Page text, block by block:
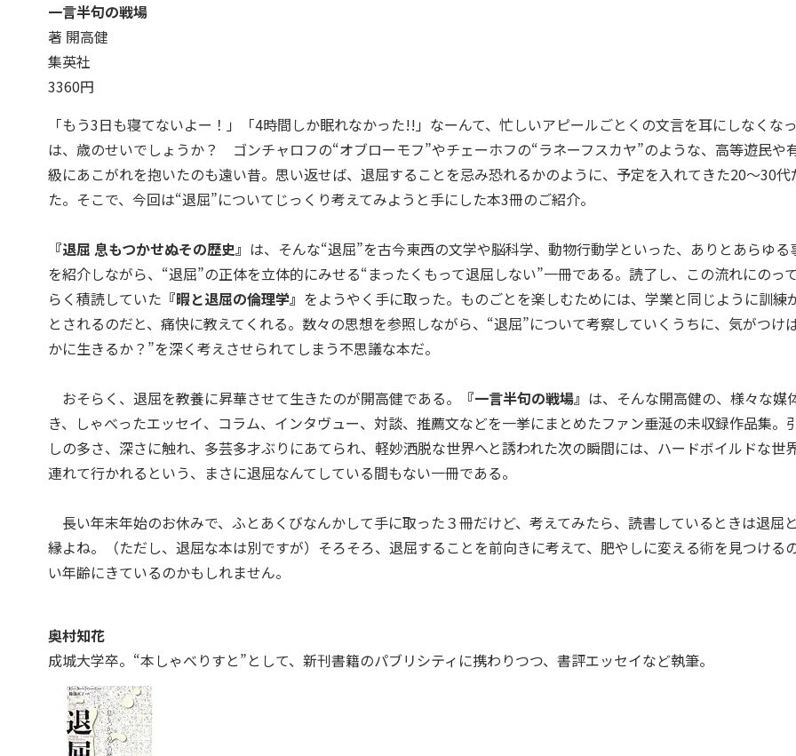
一言半句の戦場
著 開高健
集英社
3360円
「もう3日も寝てないよー！」「4時間しか眠れなかった!!」なーんて、忙しいアピールごとくの文言を耳にしなくな
は、歳のせいでしょうか？ ゴンチャロフの“オブローモフ”やチェーホフの“ラネーフスカヤ”のような、高等遊民や
級にあこがれを抱いたのも遠い昔。思い返せば、退屈することを忌み恐れるかのように、予定を入れてきた20～30代
た。そこで、今回は“退屈”についてじっくり考えてみようと手にした本3冊のご紹介。
『退屈 息もつかせぬその歴史』 は、そんな“退屈”を古今東西の文学や脳科学、動物行動学といった、ありとあらゆる
を紹介しながら、“退屈”の正体を立体的にみせる“まったくもって退屈しない”一冊である。読了し、この流れにのっ
らく積読していた 『暇と退屈の倫理学』 をようやく手に取った。ものごとを楽しむためには、学業と同じように訓練
とされるのだと、痛快に教えてくれる。数々の思想を参照しながら、“退屈”について考察していくうちに、気がつけ
かに生きるか？”を深く考えさせられてしまう不思議な本だ。
おそらく、退屈を教養に昇華させて生きたのが開高健である。 『一言半句の戦場』 は、そんな開高健の、様々な媒
き、しゃべったエッセイ、コラム、インタヴュー、対談、推薦文などを一挙にまとめたファン垂涎の未収録作品集。
しの多さ、深さに触れ、多芸多才ぶりにあてられ、軽妙洒脱な世界へと誘われた次の瞬間には、ハードボイルドな世
連れて行かれるという、まさに退屈なんてしている間もない一冊である。
長い年末年始のお休みで、ふとあくびなんかして手に取った３冊だけど、考えてみたら、読書しているときは退屈
縁よね。（ただし、退屈な本は別ですが）そろそろ、退屈することを前向きに考えて、肥やしに変える術を見つける
い年齢にきているのかもしれません。
奥村知花
成城大学卒。“本しゃべりすと”として、新刊書籍のパブリシティに携わりつつ、書評エッセイなど執筆。